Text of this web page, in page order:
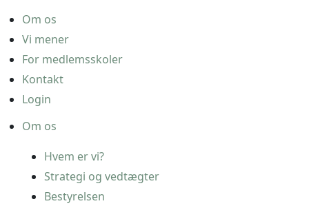
Om os
Vi mener
For medlemsskoler
Kontakt
Login
Om os
Hvem er vi?
Strategi og vedtægter
Bestyrelsen